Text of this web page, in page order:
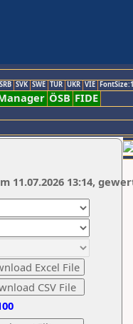
SRB SVK SWE TUR UKR VIE
ÖSB FIDE
11.07.2026 13:14,